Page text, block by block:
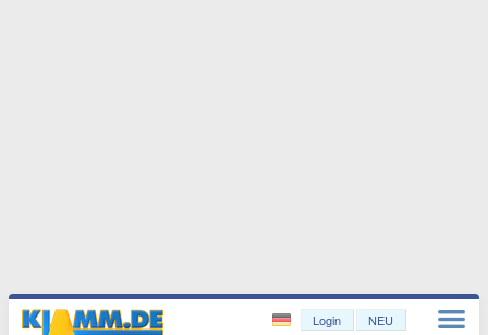
Login NEU